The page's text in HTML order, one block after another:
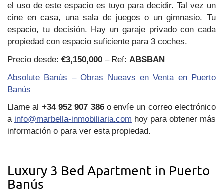
el uso de este espacio es tuyo para decidir. Tal vez un
cine en casa, una sala de juegos o un gimnasio. Tu
espacio, tu decisión. Hay un garaje privado con cada
propiedad con espacio suficiente para 3 coches.
Precio desde: €3,150,000 – Ref: ABSBAN
Absolute Banús – Obras Nueavs en Venta en Puerto
Banús
Llame al +34 952 907 386o envíe un correo electrónico
a info@marbella-inmobiliaria.com hoy para obtener más
información o para ver esta propiedad.
Luxury 3 Bed Apartment in Puerto
Banús